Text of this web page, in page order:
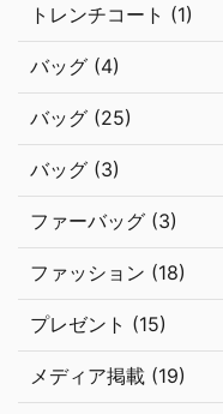
トレンチコート (1)
バッグ (4)
バッグ (25)
バッグ (3)
ファーバッグ (3)
ファッション (18)
プレゼント (15)
メディア掲載 (19)